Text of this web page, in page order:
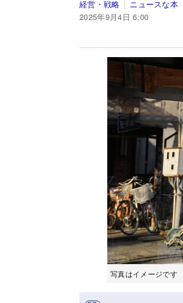
経営・戦略
ニュースな本
2025年9月4日 6:00
写真はイメージで